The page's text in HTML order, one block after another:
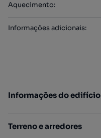
Aquecimento:
Informações adicionais:
Informações do edifício
Terreno e arredores